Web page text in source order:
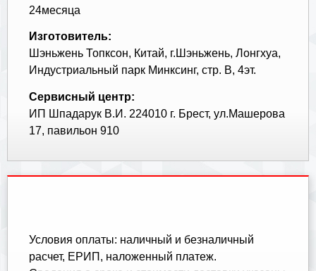
24месяца
Изготовитель:
Шэньжень Топксон, Китай, г.Шэньжень, Лонгхуа,
Индустриальный парк Минксинг, стр. В, 4эт.
Сервисный центр:
ИП Шпадарук В.И. 224010 г. Брест, ул.Машерова
17, павильон 910
Условия оплаты: наличный и безналичный
расчет, ЕРИП, наложенный платеж.